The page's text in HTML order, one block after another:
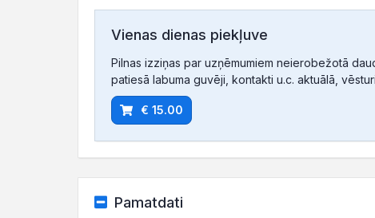
Vienas dienas piekļuve
Pilnas izziņas par uzņēmumiem neierobežotā
patiesā labuma guvēji, kontakti u.c. aktuālā,
€ 15.00
Pamatdati